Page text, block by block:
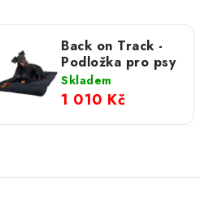
Back on Track -
Podložka pro psy
Skladem
1 010 Kč